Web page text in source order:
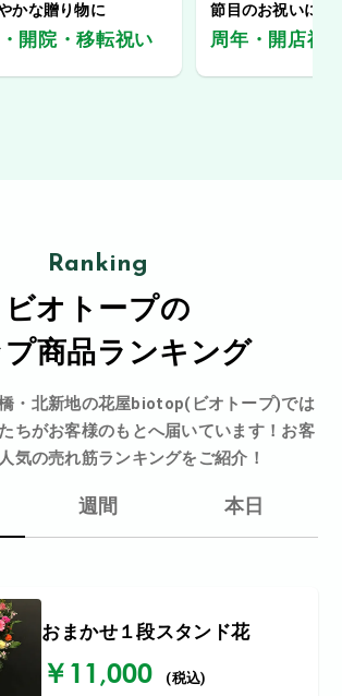
かな贈り物に
開院・移転祝い
節目のお祝いに、
周年・開店祝
Ranking
ビオトープの
プ商品ランキング
・北新地の花屋biotop(ビオトープ)では
ちがお客様のもとへ届いています！お客
気の売れ筋ランキングをご紹介！
週間 本日
おまかせ１段スタンド花
￥11,000 (税込)